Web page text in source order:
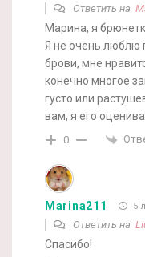
Ответить на
Марина, я
Я не очень люблю
брови, мне
конечно многое
густо или
вам, я его
0
Marina211 5
Ответить на
Cпасибо!